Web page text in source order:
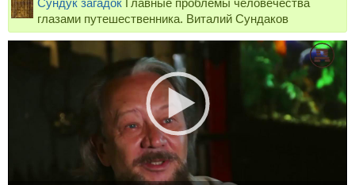
Сундук загадок Главные проблемы человечества
глазами путешественника. Виталий Сундаков